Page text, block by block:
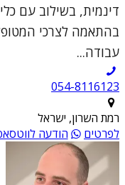
בהתאמה לצרכי
עבודה...
054-8116123
רמת השרון, ישראל
לפרטים
הודעה